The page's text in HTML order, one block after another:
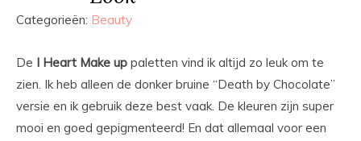
Categorieën: Beauty
De I Heart Make up paletten vind ik altijd zo leuk om te
zien. Ik heb alleen de donker bruine “Death by Chocolate”
versie en ik gebruik deze best vaak. De kleuren zijn super
mooi en goed gepigmenteerd! En dat allemaal voor een